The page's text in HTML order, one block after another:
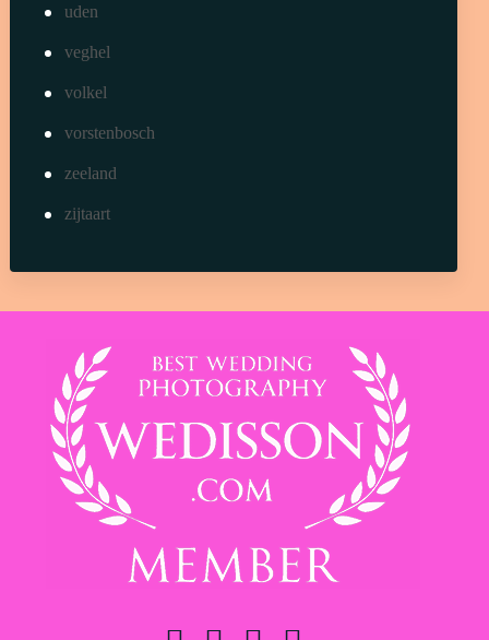
volkel
vorstenbosch
zeeland
zijtaart